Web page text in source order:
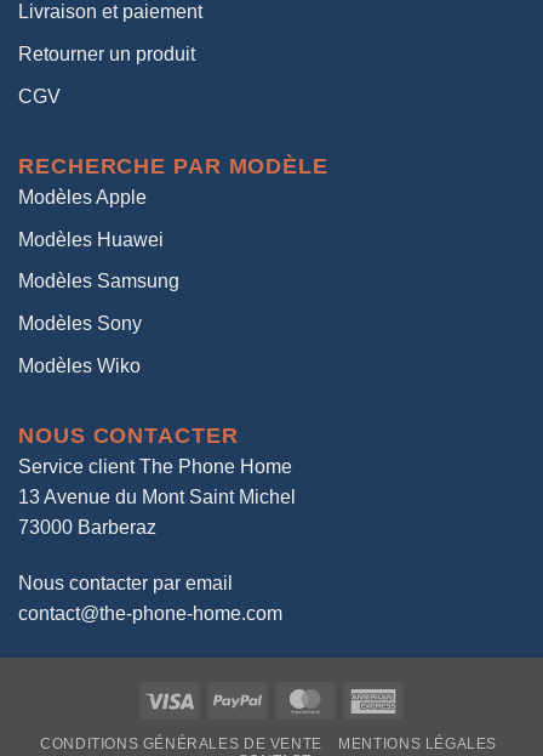
Livraison et paiement
Retourner un produit
CGV
RECHERCHE PAR MODÈLE
Modèles Apple
Modèles Huawei
Modèles Samsung
Modèles Sony
Modèles Wiko
NOUS CONTACTER
Service client The Phone Home
13 Avenue du Mont Saint Michel
73000 Barberaz
Nous contacter par email
contact@the-phone-home.com
Visa PayPal MasterCard
CONDITIONS GÉNÉRALES DE VENTE
MENTIONS LÉGALES